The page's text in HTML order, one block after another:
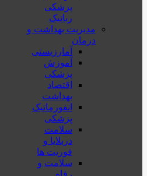
پزشکی
رباتیک
مدیریت بهداشت و
درمان
آمارزیستی
آموزش
پزشکی
اقتصاد
بهداشت
انفورماتیک
پزشکی
سلامت
دربلايا و
فوريت ها
سلامت و